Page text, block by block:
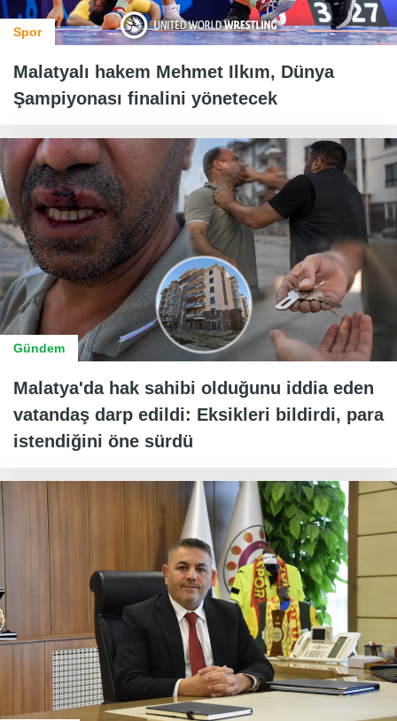
Spor
Malatyalı hakem Mehmet Ilkım, Dünya
Şampiyonası finalini yönetecek
Gündem
Malatya'da hak sahibi olduğunu iddia eden
vatandaş darp edildi: Eksikleri bildirdi, para
istendiğini öne sürdü